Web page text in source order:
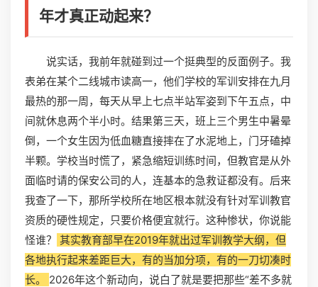
年才真正动起来？
说实话，我前年就碰到过一个挺典型的反面例子。我
表弟在某个二线城市读高一，他们学校的军训安排在九月
最热的那一周，每天从早上七点半站军姿到下午五点，中
间就休息两个半小时。结果第三天，班上三个男生中暑晕
倒，一个女生因为低血糖直接摔在了水泥地上，门牙磕掉
半颗。学校当时慌了，紧急缩短训练时间，但教官是从外
面临时请的保安公司的人，连基本的急救证都没有。后来
我查了一下，那所学校所在地区根本就没有针对军训教官
资质的硬性规定，只要价格便宜就行。这种惨状，你说能
怪谁？
其实教育部早在2019年就出过军训教学大纲，但
各地执行起来差距巨大，有的当加分项，有的一刀切凑时
长。
2026年这个新动向，说白了就是要把那些“差不多就